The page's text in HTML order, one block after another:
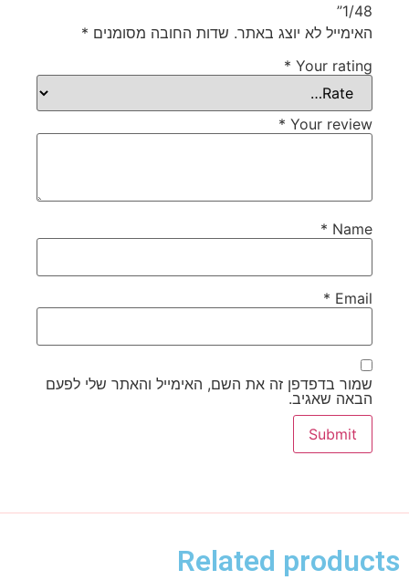
1/48”
האימייל לא יוצג באתר. שדות החובה מסומנים *
Your rating
*
Your review
*
Name
*
Email
*
שמור בדפדפן זה את השם, האימייל והאתר שלי לפעם
הבאה שאגיב.
Related products